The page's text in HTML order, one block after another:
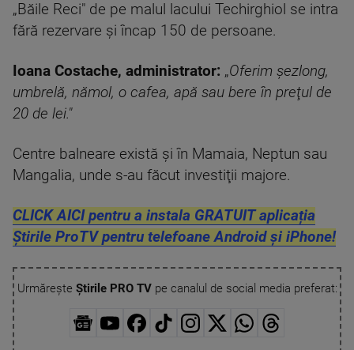
„Băile Reci" de pe malul lacului Techirghiol se intra
fără rezervare şi încap 150 de persoane.
Ioana Costache, administrator: „Oferim şezlong,
umbrelă, nămol, o cafea, apă sau bere în preţul de
20 de lei."
Centre balneare există şi în Mamaia, Neptun sau
Mangalia, unde s-au făcut investiţii majore.
CLICK AICI pentru a instala GRATUIT aplicația
Știrile ProTV pentru telefoane Android și iPhone!
Urmărește Știrile PRO TVpe canalul de social media preferat: